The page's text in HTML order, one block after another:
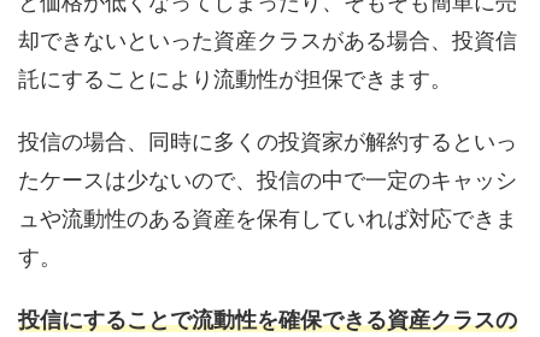
却できないといった資産クラスがある場合、投資信
託にすることにより流動性が担保できます。
投信の場合、同時に多くの投資家が解約するといっ
たケースは少ないので、投信の中で一定のキャッシ
ュや流動性のある資産を保有していれば対応できま
す。
投信にすることで流動性を確保できる資産クラスの